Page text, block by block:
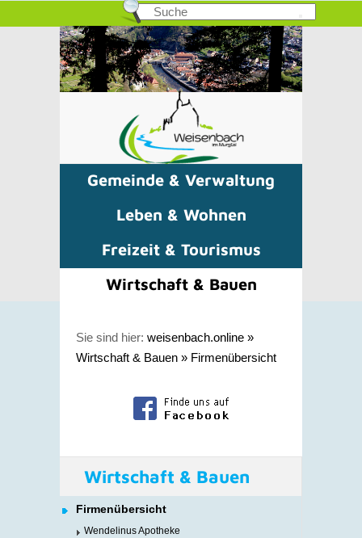
Gemeinde & Verwaltung
Leben & Wohnen
Freizeit & Tourismus
Wirtschaft & Bauen
Sie sind hier: weisenbach.online »
Wirtschaft & Bauen » Firmenübersicht
Wirtschaft & Bauen
Firmenübersicht
Wendelinus Apotheke